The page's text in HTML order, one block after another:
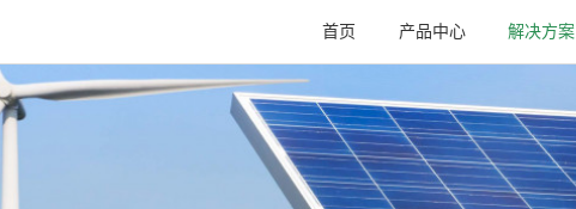
首页 产品中心 解决方案